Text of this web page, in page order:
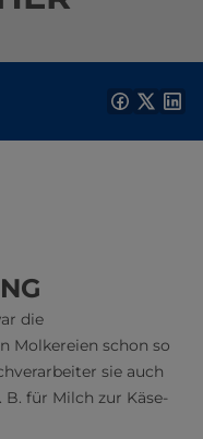
die
Molkereien schon so
sie auch
für Milch zur Käse-